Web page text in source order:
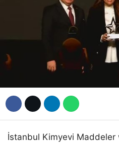
İstanbul Kimyevi Maddeler